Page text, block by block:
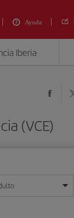
Ayuda
Iberia
(VCE)
mes/año